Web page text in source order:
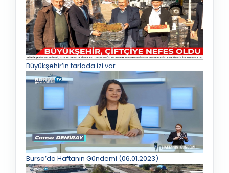
Büyükşehir’in tarlada izi var
Bursa’da Haftanın Gündemi (06.01.2023)